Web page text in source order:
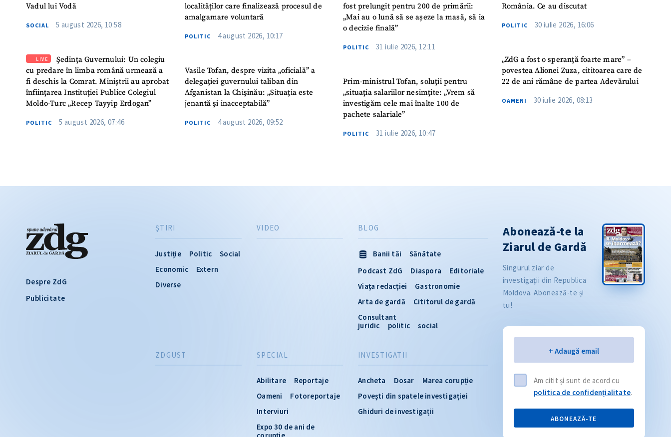
Vadul lui Vodă
SOCIAL 5 august 2026, 10:58
LIVE
Ședința Guvernului: Un colegiu
cu predare în limba română urmează a
fi deschis la Comrat. Miniștrii au aprobat
înființarea Instituției Publice Colegiul
Moldo-Turc „Recep Tayyip Erdogan”
POLITIC 5 august 2026, 07:46
localităților care finalizează procesul de
amalgamare voluntară
POLITIC 4 august 2026, 10:17
Vasile Tofan, despre vizita „oficială” a
delegației guvernului taliban din
Afganistan la Chișinău: „Situația este
jenantă și inacceptabilă”
POLITIC 4 august 2026, 09:52
fost prelungit pentru 200 de primării:
„Mai au o lună să se așeze la masă, să ia
o decizie finală”
POLITIC 31 iulie 2026, 12:11
Prim-ministrul Tofan, soluții pentru
„situația salariilor nesimțite: „Vrem să
investigăm cele mai înalte 100 de
pachete salariale”
POLITIC 31 iulie 2026, 10:47
România. Ce au discutat
POLITIC 30 iulie 2026, 16:06
„ZdG a fost o speranță foarte mare” –
povestea Alionei Zuza, cititoarea care de
22 de ani rămâne de partea Adevărului
OAMENI 30 iulie 2026, 08:13
Despre ZdG
Publicitate
ŞTIRI
Justiție Politic
Social
Economic
Extern
Diverse
INVESTIGATII
Ancheta Dosar
Marea corupție
Povești din spatele investigației
Ghiduri de investigații
VIDEO
SPECIAL
Abilitare
Reportaje
Oameni
Fotoreportaje
Interviuri
Expo 30 de ani de
BLOG
Banii tăi
Sănătate
Podcast ZdG
Diaspora
Editoriale
Viața redacției
Gastronomie
Arta de gardă
Cititorul de gardă
Consultant
juridic
politic social
ZDGUST
Abonează-te la
Ziarul de Gardă
Singurul ziar de
investigații din Republica
Moldova. Abonează-te și
tu!
+ Adaugă email
Am citit și sunt de acord cu
politica de confidențialitate.
ABONEAZĂ-TE